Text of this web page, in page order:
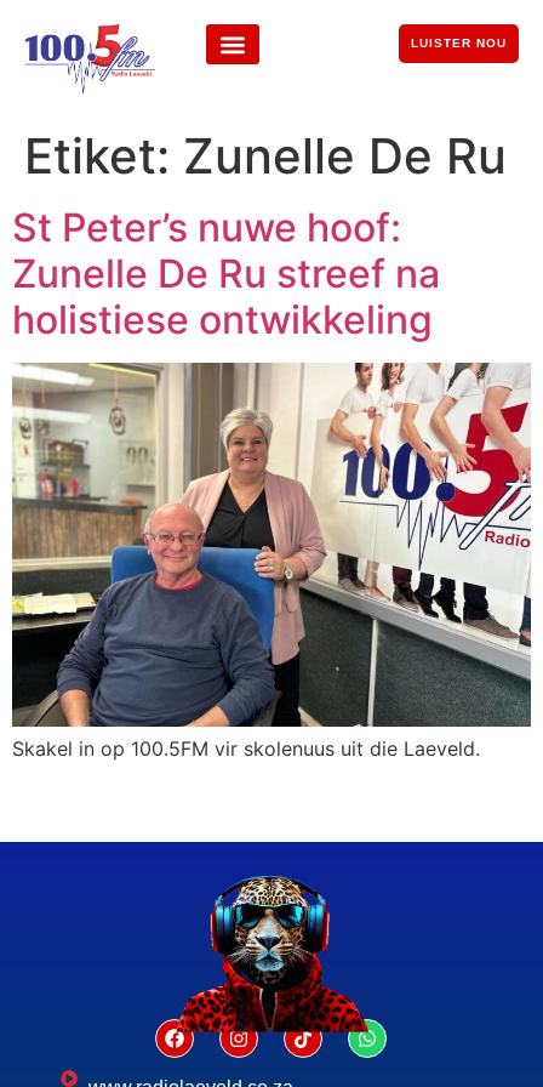
LUISTER NOU
Etiket: Zunelle De Ru
St Peter’s nuwe hoof:
Zunelle De Ru streef na
holistiese ontwikkeling
Skakel in op 100.5FM vir skolenuus uit die Laeveld.